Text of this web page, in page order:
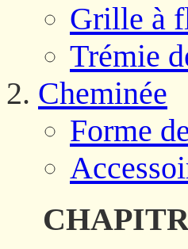
Grille à
Trémie
Cheminée
Forme